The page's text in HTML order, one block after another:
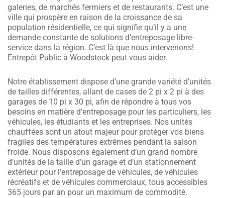
galeries, de marchés fermiers et de restaurants. C’est une
ville qui prospère en raison de la croissance de sa
population résidentielle, ce qui signifie qu’il y a une
demande constante de solutions d’entreposage libre-
service dans la région. C’est là que nous intervenons!
Entrepôt Public à Woodstock peut vous aider.
Notre établissement dispose d’une grande variété d’unités
de tailles différentes, allant de cases de 2 pi x 2 pi à des
garages de 10 pi x 30 pi, afin de répondre à tous vos
besoins en matière d’entreposage pour les particuliers, les
véhicules, les étudiants et les entreprises. Nos unités
chauffées sont un atout majeur pour protéger vos biens
fragiles des températures extrêmes pendant la saison
froide. Nous disposons également d’un grand nombre
d’unités de la taille d’un garage et d’un stationnement
extérieur pour l’entreposage de véhicules, de véhicules
récréatifs et de véhicules commerciaux, tous accessibles
365 jours par an pour un maximum de commodité.